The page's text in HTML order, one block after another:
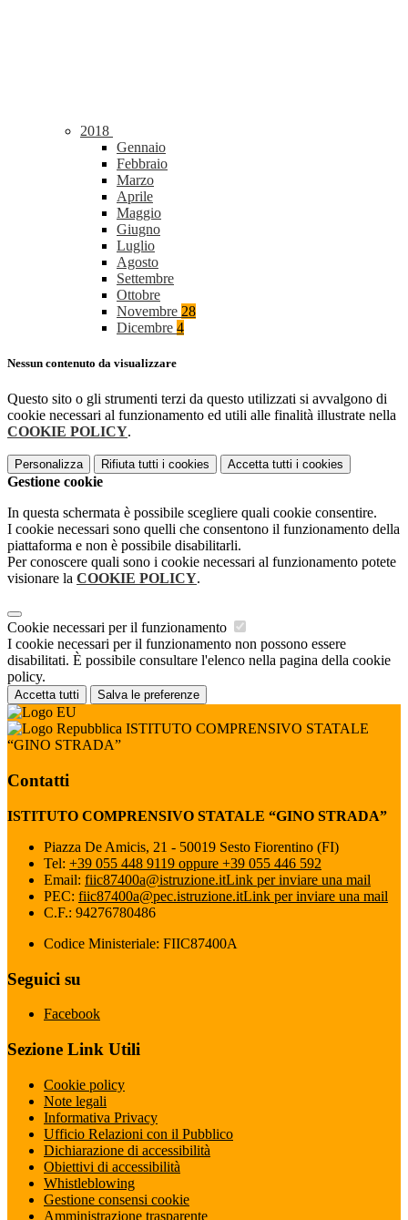
2018
Gennaio
Febbraio
Marzo
Aprile
Maggio
Giugno
Luglio
Agosto
Settembre
Ottobre
Novembre 28
Dicembre 4
Nessun contenuto da visualizzare
Questo sito o gli strumenti terzi da questo utilizzati si avvalgono di
cookie necessari al funzionamento ed utili alle finalità illustrate nella
COOKIE POLICY.
Personalizza Rifiuta tutti i cookies Accetta tutti i cookies
Gestione cookie
In questa schermata è possibile scegliere quali cookie consentire.
I cookie necessari sono quelli che consentono il funzionamento della
piattaforma e non è possibile disabilitarli.
Per conoscere quali sono i cookie necessari al funzionamento potete
visionare la COOKIE POLICY.
Cookie necessari per il funzionamento
I cookie necessari per il funzionamento non possono essere
disabilitati. È possibile consultare l'elenco nella pagina della cookie
policy.
Accetta tutti Salva le preferenze
ISTITUTO COMPRENSIVO STATALE
“GINO STRADA”
Contatti
ISTITUTO COMPRENSIVO STATALE “GINO STRADA”
Piazza De Amicis, 21 - 50019 Sesto Fiorentino (FI)
Tel: +39 055 448 9119 oppure +39 055 446 592
Email: fiic87400a@istruzione.itLink per inviare una mail
PEC: fiic87400a@pec.istruzione.itLink per inviare una mail
C.F.: 94276780486
Codice Ministeriale: FIIC87400A
Seguici su
Facebook
Sezione Link Utili
Cookie policy
Note legali
Informativa Privacy
Ufficio Relazioni con il Pubblico
Dichiarazione di accessibilità
Obiettivi di accessibilità
Whistleblowing
Gestione consensi cookie
Amministrazione trasparente